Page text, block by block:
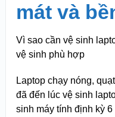
mát và
Vì sao cần vệ sinh
vệ sinh phù hợp
Laptop chạy nóng,
đã đến lúc vệ sinh
sinh máy tính định kỳ